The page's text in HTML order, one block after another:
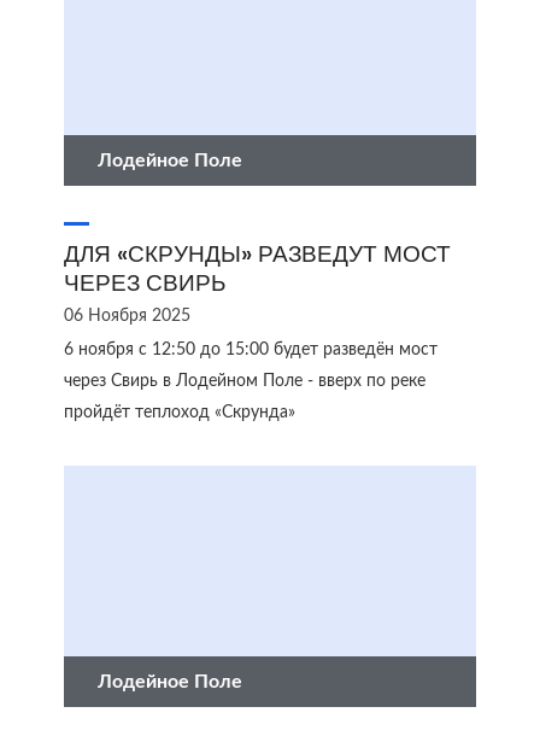
Лодейное Поле
ДЛЯ «СКРУНДЫ» РАЗВЕДУТ МОСТ
ЧЕРЕЗ СВИРЬ
06 Ноября 2025
6 ноября с 12:50 до 15:00 будет разведён мост
через Свирь в Лодейном Поле - вверх по реке
пройдёт теплоход «Скрунда»
Лодейное Поле